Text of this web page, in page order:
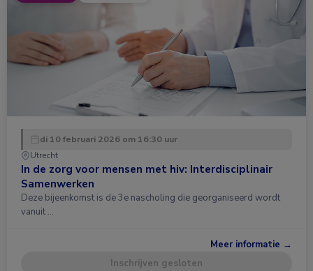
di 10 februari 2026 om 16:30 uur
Utrecht
In de zorg voor mensen met hiv: Interdisciplinair
Samenwerken
Deze bijeenkomst is de 3e nascholing die georganiseerd wordt
vanuit …
Meer informatie →
Inschrijven gesloten